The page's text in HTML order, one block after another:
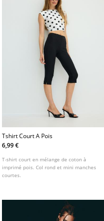
Tshirt Court A Pois
6,99 €
T-shirt court en mélange de coton à
imprimé pois. Col rond et mini manches
courtes.